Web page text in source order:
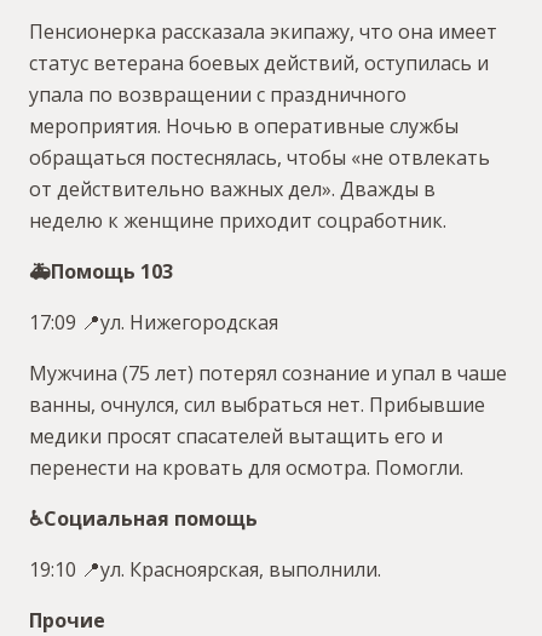
Пенсионерка рассказала экипажу, что она имеет
статус ветерана боевых действий, оступилась и
упала по возвращении с праздничного
мероприятия. Ночью в оперативные службы
обращаться постеснялась, чтобы «не отвлекать
от действительно важных дел». Дважды в
неделю к женщине приходит соцработник.
🚑Помощь 103
17:09 📍ул. Нижегородская
Мужчина (75 лет) потерял сознание и упал в чаше
ванны, очнулся, сил выбраться нет. Прибывшие
медики просят спасателей вытащить его и
перенести на кровать для осмотра. Помогли.
♿️Социальная помощь
19:10 📍ул. Красноярская, выполнили.
Прочие